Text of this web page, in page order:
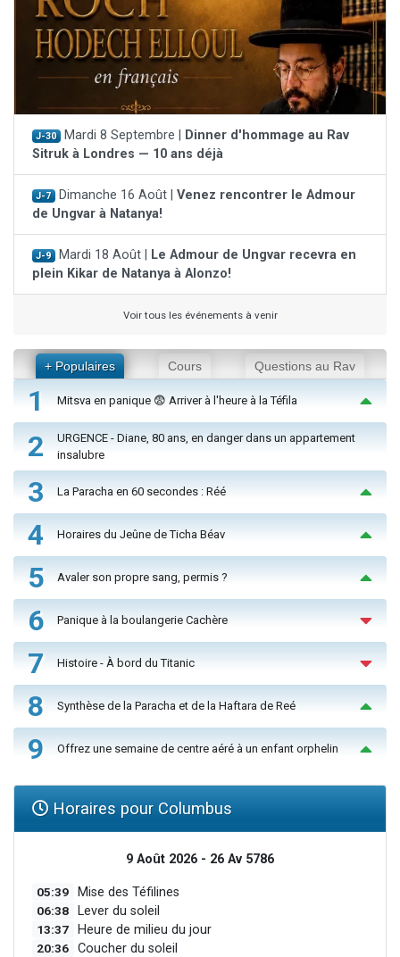
J-30 Mardi 8 Septembre |
Dinner d'hommage au Rav
Sitruk à Londres — 10 ans déjà
J-7 Dimanche 16 Août | Venez rencontrer le Admour
de Ungvar à Natanya!
J-9 Mardi 18 Août |
Le Admour de Ungvar recevra en
plein Kikar de Natanya à Alonzo!
Voir tous les événements à venir
+ Populaires Cours Questions au Rav
1 Mitsva en panique 😨 Arriver à l'heure à la Téfila
2
URGENCE - Diane, 80 ans, en danger dans un appartement
insalubre
3 La Paracha en 60 secondes : Réé
4 Horaires du Jeûne de Ticha Béav
5 Avaler son propre sang, permis ?
6 Panique à la boulangerie Cachère
7 Histoire - À bord du Titanic
8 Synthèse de la Paracha et de la Haftara de Reé
9 Offrez une semaine de centre aéré à un enfant orphelin
Horaires pour Columbus
9 Août 2026 - 26 Av 5786
05:39 Mise des Téfilines
06:38 Lever du soleil
13:37 Heure de milieu du jour
20:36 Coucher du soleil